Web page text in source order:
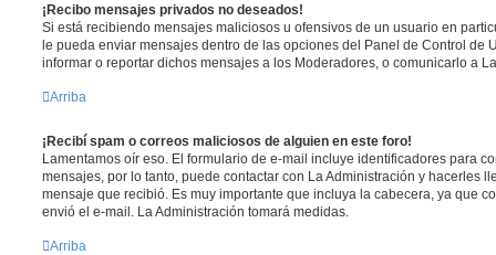
¡Recibo mensajes privados no deseados!
Si está recibiendo mensajes maliciosos u ofensivos de un usuario en
le pueda enviar mensajes dentro de las opciones del Panel de Control de
informar o reportar dichos mensajes a los Moderadores, o comunicarlo a
Arriba
¡Recibí spam o correos maliciosos de alguien en este foro!
Lamentamos oír eso. El formulario de e-mail incluye identificadores para
mensajes, por lo tanto, puede contactar con La Administración y hacerles
mensaje que recibió. Es muy importante que incluya la cabecera, ya que
envió el e-mail. La Administración tomará medidas.
Arriba